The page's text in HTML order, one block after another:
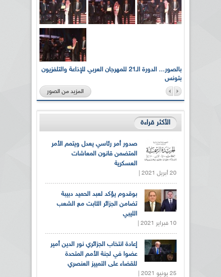
بالصور... الدورة الـ21 للمهرجان العربي للإذاعة والتلفزيون
بتونس
المزيد من الصور
الأكثر قراءة
صدور أمر رئاسي يعدل ويتمم الأمر
المتضمن قانون المعاشات
العسكرية
20 أبريل 2021 |
بوقدوم يؤكد لعبد الحميد دبيبة
تضامن الجزائر الثابت مع الشعب
الليبي
10 فبراير 2021 |
إعادة انتخاب الجزائري نور الدين أمير
عضوا في لجنة الأمم المتحدة
للقضاء على التمييز العنصري
25 يونيو 2021 |